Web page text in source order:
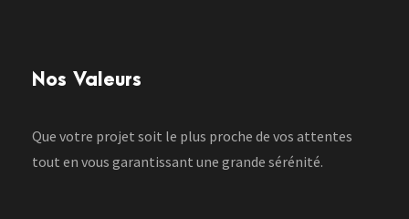
Nos Valeurs
Que votre projet soit le plus proche de vos attentes
tout en vous garantissant une grande sérénité.